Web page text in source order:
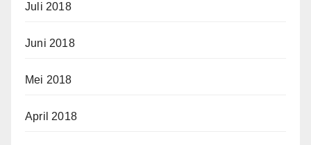
Juli 2018
Juni 2018
Mei 2018
April 2018